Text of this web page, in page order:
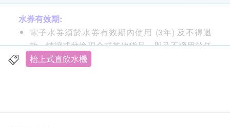
水券有效期:
電子水券須於水券有效期內使用 (3年) 及不得退
款、轉讓或兌換現金或其他貨品，與及不適用於任
何臨時更改的送貨地址。
枱上式直飲水機